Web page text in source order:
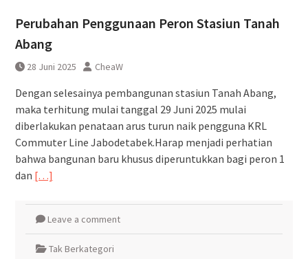
perjalanan KA Bandara YIA
Perubahan Penggunaan Peron Stasiun Tanah
Abang
28 Juni 2025 CheaW
Dengan selesainya pembangunan stasiun Tanah Abang,
maka terhitung mulai tanggal 29 Juni 2025 mulai
diberlakukan penataan arus turun naik pengguna KRL
Commuter Line Jabodetabek.Harap menjadi perhatian
bahwa bangunan baru khusus diperuntukkan bagi peron 1
dan […]
Leave a comment
Tak Berkategori